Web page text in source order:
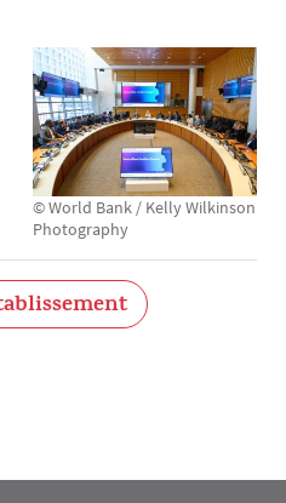
© World Bank / Kelly Wilkinson
Photography